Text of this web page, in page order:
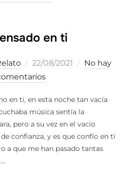
en ti
Publicado
el
22/08/2021
No hay
en tí, en esta noche tan vacía
música sentía la
pero a su vez en el vacío
confianza, y es que confío en ti
a que me han pasado tantas